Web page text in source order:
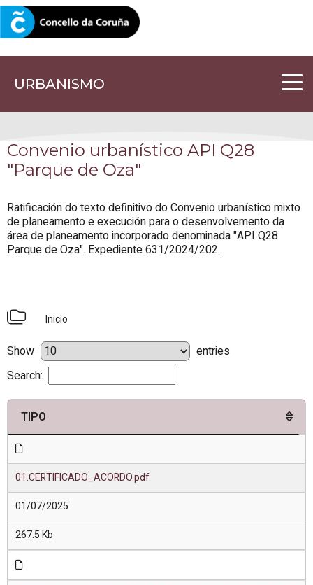
URBANISMO
CORUNA.GAL
Convenio urbanístico API Q28
"Parque de Oza"
Ratificación do texto definitivo do Convenio urbanístico mixto
de planeamento e execución para o desenvolvemento da
área de planeamento incorporado denominada "API Q28
Parque de Oza". Expediente 631/2024/202.
Inicio
Show
entries
Search:
TIPO
01.CERTIFICADO_ACORDO.pdf
01/07/2025
267.5 Kb